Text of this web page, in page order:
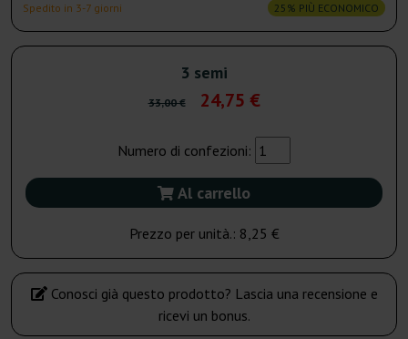
Spedito in 3-7 giorni 25% PIÙ ECONOMICO
3 semi
33,00 € 24,75 €
Numero di confezioni:
Al carrello
Prezzo per unità.: 8,25 €
Conosci già questo prodotto? Lascia una recensione e
ricevi un bonus.